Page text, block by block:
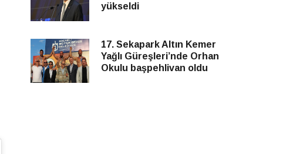
yükseldi
17. Sekapark Altın Kemer
Yağlı Güreşleri’nde Orhan
Okulu başpehlivan oldu